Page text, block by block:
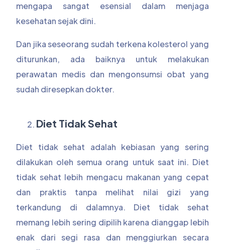
mengapa sangat esensial dalam menjaga
kesehatan sejak dini.
Dan jika seseorang sudah terkena kolesterol yang
diturunkan, ada baiknya untuk melakukan
perawatan medis dan mengonsumsi obat yang
sudah diresepkan dokter.
Diet Tidak Sehat
Diet tidak sehat adalah kebiasan yang sering
dilakukan oleh semua orang untuk saat ini. Diet
tidak sehat lebih mengacu makanan yang cepat
dan praktis tanpa melihat nilai gizi yang
terkandung di dalamnya. Diet tidak sehat
memang lebih sering dipilih karena dianggap lebih
enak dari segi rasa dan menggiurkan secara